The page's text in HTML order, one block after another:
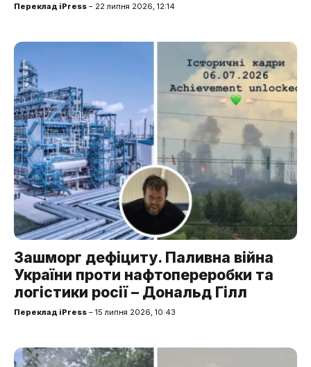
Переклад iPress – 22 липня 2026, 12:14
Зашморг дефіциту. Паливна війна
України проти нафтопереробки та
логістики росії – Дональд Гілл
Переклад iPress – 15 липня 2026, 10:43